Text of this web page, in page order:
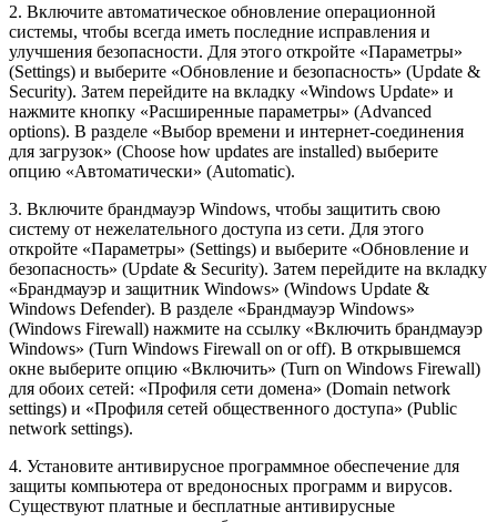
2. Включите автоматическое обновление операционной
системы, чтобы всегда иметь последние исправления и
улучшения безопасности. Для этого откройте «Параметры»
(Settings) и выберите «Обновление и безопасность» (Update &
Security). Затем перейдите на вкладку «Windows Update» и
нажмите кнопку «Расширенные параметры» (Advanced
options). В разделе «Выбор времени и интернет-соединения
для загрузок» (Choose how updates are installed) выберите
опцию «Автоматически» (Automatic).
3. Включите брандмауэр Windows, чтобы защитить свою
систему от нежелательного доступа из сети. Для этого
откройте «Параметры» (Settings) и выберите «Обновление и
безопасность» (Update & Security). Затем перейдите на вкладку
«Брандмауэр и защитник Windows» (Windows Update &
Windows Defender). В разделе «Брандмауэр Windows»
(Windows Firewall) нажмите на ссылку «Включить брандмауэр
Windows» (Turn Windows Firewall on or off). В открывшемся
окне выберите опцию «Включить» (Turn on Windows Firewall)
для обоих сетей: «Профиля сети домена» (Domain network
settings) и «Профиля сетей общественного доступа» (Public
network settings).
4. Установите антивирусное программное обеспечение для
защиты компьютера от вредоносных программ и вирусов.
Существуют платные и бесплатные антивирусные